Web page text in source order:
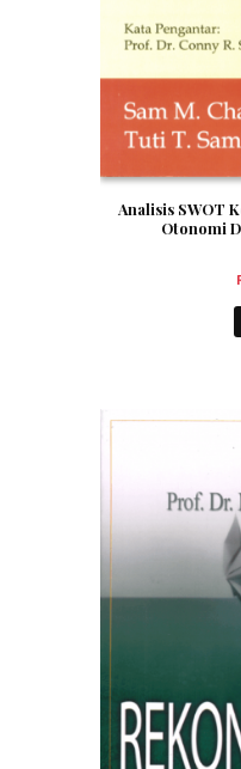
Analisis SWOT
Otonomi